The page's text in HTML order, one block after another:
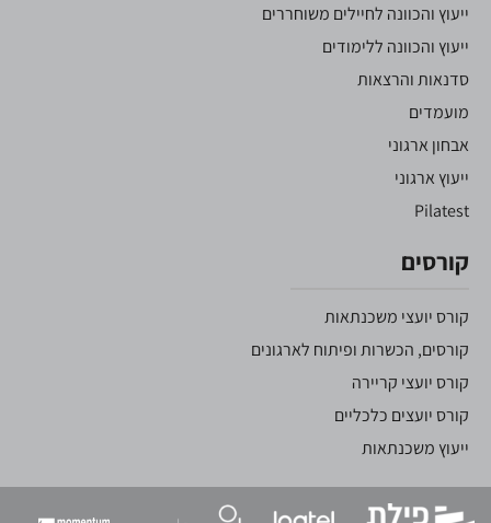
ייעוץ והכוונה לחיילים משוחררים
ייעוץ והכוונה ללימודים
סדנאות והרצאות
מועמדים
אבחון ארגוני
ייעוץ ארגוני
Pilatest
קורסים
קורס יועצי משכנתאות
קורסים, הכשרות ופיתוח לארגונים
קורס יועצי קריירה
קורס יועצים כלכליים
ייעוץ משכנתאות